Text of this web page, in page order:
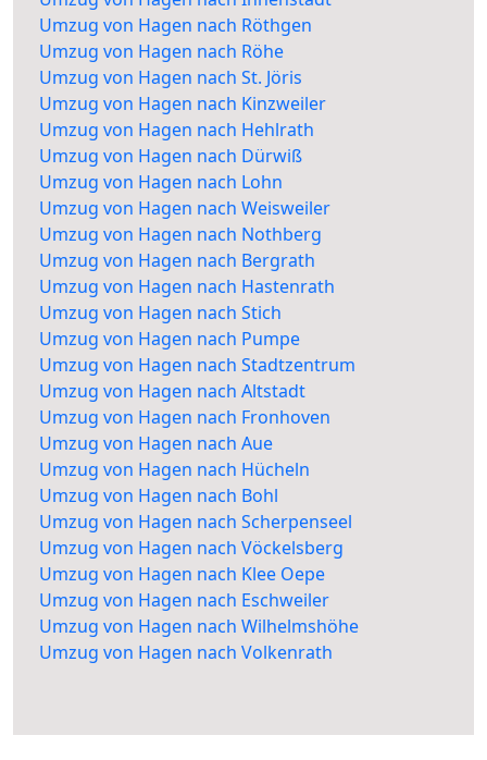
Umzug von Hagen nach Röthgen
Umzug von Hagen nach Röhe
Umzug von Hagen nach St. Jöris
Umzug von Hagen nach Kinzweiler
Umzug von Hagen nach Hehlrath
Umzug von Hagen nach Dürwiß
Umzug von Hagen nach Lohn
Umzug von Hagen nach Weisweiler
Umzug von Hagen nach Nothberg
Umzug von Hagen nach Bergrath
Umzug von Hagen nach Hastenrath
Umzug von Hagen nach Stich
Umzug von Hagen nach Pumpe
Umzug von Hagen nach Stadtzentrum
Umzug von Hagen nach Altstadt
Umzug von Hagen nach Fronhoven
Umzug von Hagen nach Aue
Umzug von Hagen nach Hücheln
Umzug von Hagen nach Bohl
Umzug von Hagen nach Scherpenseel
Umzug von Hagen nach Vöckelsberg
Umzug von Hagen nach Klee Oepe
Umzug von Hagen nach Eschweiler
Umzug von Hagen nach Wilhelmshöhe
Umzug von Hagen nach Volkenrath